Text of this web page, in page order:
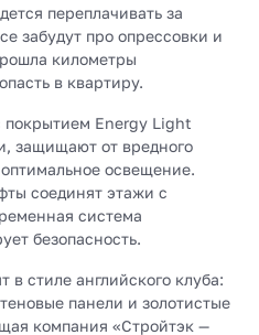
переплачивать за
забудут про опрессовки и
километры
в квартиру.
покрытием Energy Light
защищают от вредного
освещение.
соединят этажи с
система
безопасность.
в стиле английского клуба:
панели и золотистые
компания «Стройтэк —